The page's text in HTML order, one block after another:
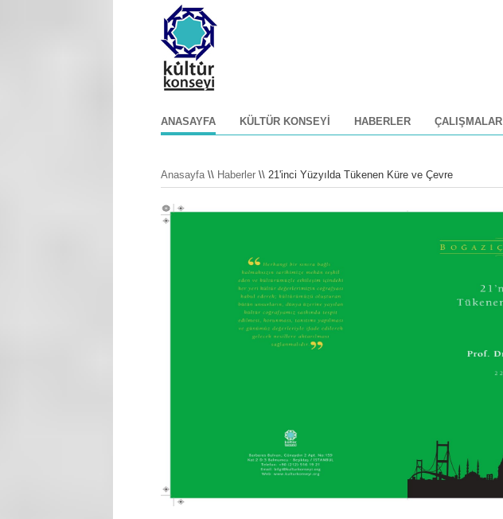
ANASAYFA KÜLTÜR KONSEYI HABERLER ÇALIŞMALAR
Anasayfa\\ Haberler \\ 21'inci Yüzyılda Tükenen Küre ve Çevre